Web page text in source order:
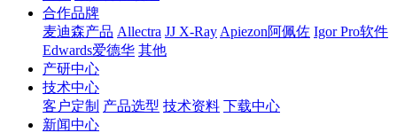
合作品牌
麦迪森产品 Allectra JJ X-Ray Apiezon阿佩佐 Igor Pro软件
Edwards爱德华 其他
产研中心
技术中心
客户定制 产品选型 技术资料 下载中心
新闻中心